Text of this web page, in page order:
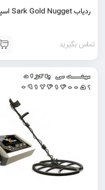
ردیاب Sark Gold Nugget اسپارک گلد
تماس بگیرید